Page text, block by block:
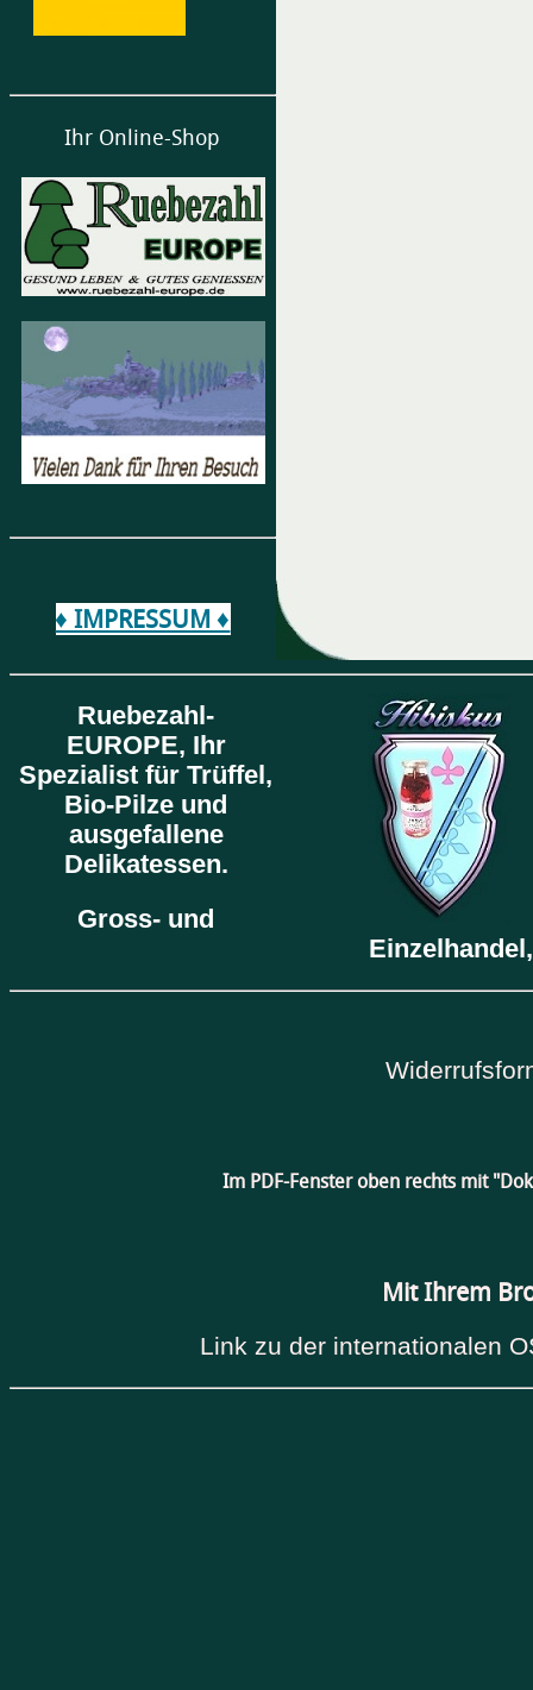
Ihr Online-Shop
♦ IMPRESSUM ♦
Ruebezahl-
EUROPE, Ihr
Spezialist für Trüffel,
Bio-Pilze und
ausgefallene
Delikatessen.
Gross- und
Im PDF-Fenster oben rechts mit
Mit Ihrem
Link zu der internationalen